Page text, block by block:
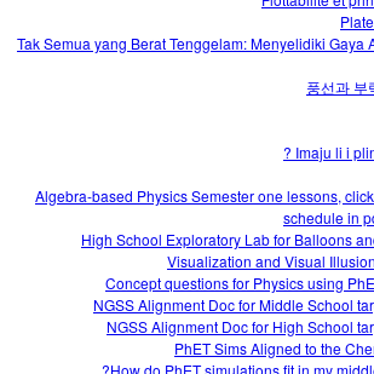
Tak Semua yang Berat Tenggelam: Menyelidiki Gaya
풍선과 부
Imaju li i
Algebra-based Physics Semester one lessons,
schedule in
High School Exploratory Lab for Balloons
Visualization and Visual
Concept questions for Physics using
NGSS Alignment Doc for Middle School
NGSS Alignment Doc for High School
PhET Sims Aligned to the
How do PhET simulations fit in my